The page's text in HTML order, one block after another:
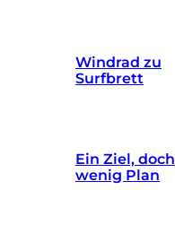
Windrad zu
Surfbrett
Ein Ziel, doch
wenig Plan